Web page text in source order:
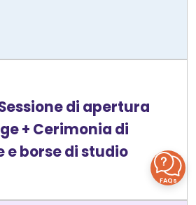
di apertura
+ Cerimonia di
e borse di studio
FAQs